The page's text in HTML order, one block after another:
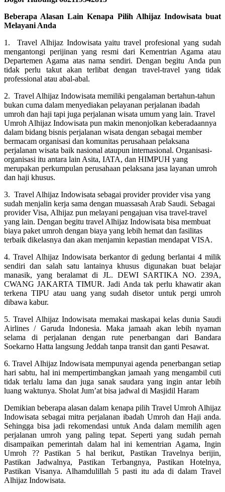
Beberapa Alasan Lain Kenapa Pilih Alhijaz Indowisata buat
Melayani Anda
1. Travel Alhijaz Indowisata yaitu travel profesional yang sudah
mengantongi perijinan yang resmi dari Kementrian Agama atau
Departemen Agama atas nama sendiri. Dengan begitu Anda pun
tidak perlu takut akan terlibat dengan travel-travel yang tidak
professional atau abal-abal.
2. Travel Alhijaz Indowisata memiliki pengalaman bertahun-tahun
bukan cuma dalam menyediakan pelayanan perjalanan ibadah
umroh dan haji tapi juga perjalanan wisata umum yang lain. Travel
Umroh Alhijaz Indowisata pun makin menonjolkan keberadaannya
dalam bidang bisnis perjalanan wisata dengan sebagai member
bermacam organisasi dan komunitas perusahaan pelaksana
perjalanan wisata baik nasional ataupun internasional. Organisasi-
organisasi itu antara lain Asita, IATA, dan HIMPUH yang
merupakan perkumpulan perusahaan pelaksana jasa layanan umroh
dan haji khusus.
3. Travel Alhijaz Indowisata sebagai provider provider visa yang
sudah menjalin kerja sama dengan muassasah Arab Saudi. Sebagai
provider Visa, Alhijaz pun melayani pengajuan visa travel-travel
yang lain. Dengan begitu travel Alhijaz Indowisata bisa membuat
biaya paket umroh dengan biaya yang lebih hemat dan fasilitas
terbaik dikelasnya dan akan menjamin kepastian mendapat VISA.
4. Travel Alhijaz Indowisata berkantor di gedung berlantai 4 milik
sendiri dan salah satu lantainya khusus digunakan buat belajar
manasik, yang beralamat di JL. DEWI SARTIKA NO. 239A,
CWANG JAKARTA TIMUR. Jadi Anda tak perlu khawatir akan
terkena TIPU atau uang yang sudah disetor untuk pergi umroh
dibawa kabur.
5. Travel Alhijaz Indowisata memakai maskapai kelas dunia Saudi
Airlines / Garuda Indonesia. Maka jamaah akan lebih nyaman
selama di perjalanan dengan rute penerbangan dari Bandara
Soekarno Hatta langsung Jeddah tanpa transit dan ganti Pesawat.
6. Travel Alhijaz Indowisata mempunyai agenda penerbangan setiap
hari sabtu, hal ini mempertimbangkan jamaah yang mengambil cuti
tidak terlalu lama dan juga sanak saudara yang ingin antar lebih
luang waktunya. Sholat Jum’at bisa jadwal di Masjidil Haram
Demikian beberapa alasan dalam kenapa pilih Travel Umroh Alhijaz
Indowisata sebagai mitra perjalanan ibadah Umroh dan Haji anda.
Sehingga bisa jadi rekomendasi untuk Anda dalam memilih agen
perjalanan umroh yang paling tepat. Seperti yang sudah pernah
disampaikan pemerintah dalam hal ini kementrian Agama, Ingin
Umroh ?? Pastikan 5 hal berikut, Pastikan Travelnya berijin,
Pastikan Jadwalnya, Pastikan Terbangnya, Pastikan Hotelnya,
Pastikan Visanya. Alhamdulillah 5 pasti itu ada di dalam Travel
Alhijaz Indowisata.